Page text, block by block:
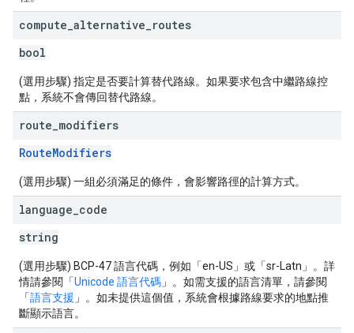
compute alternative routes
bool
(選用步驟) 指定是否要計算替代路線。如果要求包含中繼路線控
點，系統不會傳回替代路線。
route modifiers
RouteModifiers
(選用步驟) 一組必須滿足的條件，會影響路徑的計算方式。
language code
string
(選用步驟) BCP-47 語言代碼，例如「en-US」或「sr-Latn」。詳
情請參閱「Unicode 語言代碼 」。如需支援的語言清單，請參閱
「語言支援 」。如未提供這個值，系統會根據路線要求的地點推
斷顯示語言。